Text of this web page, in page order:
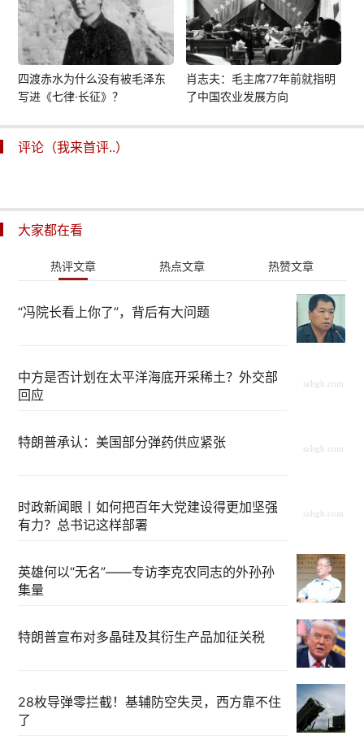
四渡赤水为什么没有被毛泽东
写进《七律·长征》？
肖志夫：毛主席77年前就指明
了中国农业发展方向
评论（我来首评..）
大家都在看
热评文章 热点文章 热赞文章
“冯院长看上你了”，背后有大问题
中方是否计划在太平洋海底开采稀土？外交部
回应
特朗普承认：美国部分弹药供应紧张
时政新闻眼丨如何把百年大党建设得更加坚强
有力？总书记这样部署
英雄何以“无名”——专访李克农同志的外孙孙
集量
特朗普宣布对多晶硅及其衍生产品加征关税
28枚导弹零拦截！基辅防空失灵，西方靠不住
了